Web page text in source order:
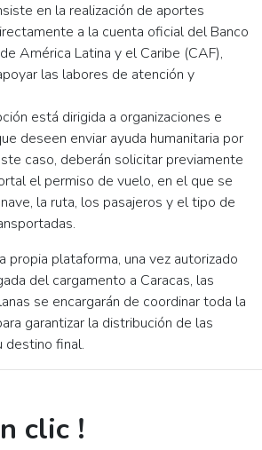
en la realización de aportes
a la cuenta oficial del Banco
América Latina y el Caribe (CAF),
las labores de atención y
está dirigida a organizaciones e
deseen enviar ayuda humanitaria por
caso, deberán solicitar previamente
el permiso de vuelo, en el que se
la ruta, los pasajeros y el tipo de
propia plataforma, una vez autorizado
del cargamento a Caracas, las
se encargarán de coordinar toda la
garantizar la distribución de las
destino final.
clic !